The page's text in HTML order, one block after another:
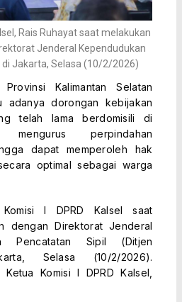
Rais Ruhayat saat melakukan
Jenderal Kependudukan
Jakarta, Selasa (10/2/2026)
Provinsi Kalimantan Selatan
adanya dorongan kebijakan
telah lama berdomisili di
perpindahan
dapat memperoleh hak
optimal sebagai warga
I DPRD Kalsel saat
dengan Direktorat Jenderal
Pencatatan Sipil (Ditjen
Selasa (10/2/2026).
Komisi I DPRD Kalsel,